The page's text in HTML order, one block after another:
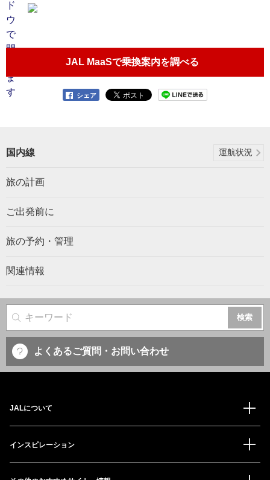
JAL MaaSで乗換案内を調べる
シェア
国内線 運航状況
旅の計画
ご出発前に
旅の予約・管理
関連情報
サイト内検索
よくあるご質問・お問い合わせ
JALについて
インスピレーション